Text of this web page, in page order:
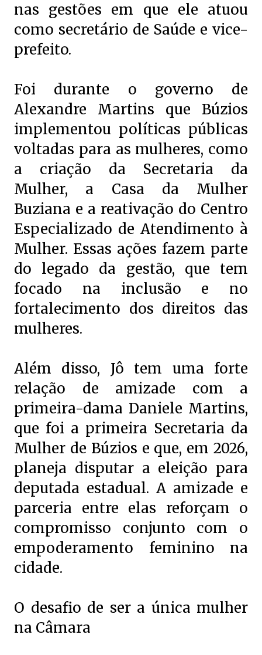
nas gestões em que ele atuou
como secretário de Saúde e vice-
prefeito.
Foi durante o governo de
Alexandre Martins que Búzios
implementou políticas públicas
voltadas para as mulheres, como
a criação da Secretaria da
Mulher, a Casa da Mulher
Buziana e a reativação do Centro
Especializado de Atendimento à
Mulher. Essas ações fazem parte
do legado da gestão, que tem
focado na inclusão e no
fortalecimento dos direitos das
mulheres.
Além disso, Jô tem uma forte
relação de amizade com a
primeira-dama Daniele Martins,
que foi a primeira Secretaria da
Mulher de Búzios e que, em 2026,
planeja disputar a eleição para
deputada estadual. A amizade e
parceria entre elas reforçam o
compromisso conjunto com o
empoderamento feminino na
cidade.
O desafio de ser a única mulher
na Câmara